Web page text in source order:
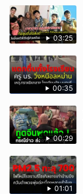
03:25
00:35
00:29
01:01